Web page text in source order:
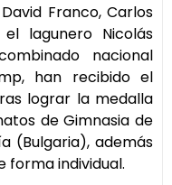
Franco, Carlos
lagunero Nicolás
nacional
han recibido el
lograr la medalla
de Gimnasia de
(Bulgaria), además
forma individual.